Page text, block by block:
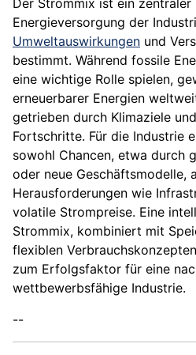
Der Strommix ist ein
Energieversorgung der
Umweltauswirkungen und
bestimmt. Während fossile
eine wichtige Rolle spielen,
erneuerbarer Energien
getrieben durch Klimaziele
Fortschritte. Für die Industrie
sowohl Chancen, etwa durch
oder neue Geschäftsmodelle,
Herausforderungen wie
volatile Strompreise. Eine
Strommix, kombiniert mit
flexiblen
zum Erfolgsfaktor für eine
wettbewerbsfähige Industrie.
--